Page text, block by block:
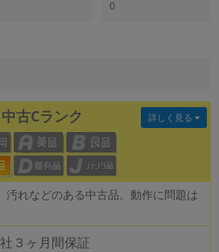
0
中古Cランク
汚れなどのある中古品。動作に問題は
詳しく見る
３ヶ月間保証